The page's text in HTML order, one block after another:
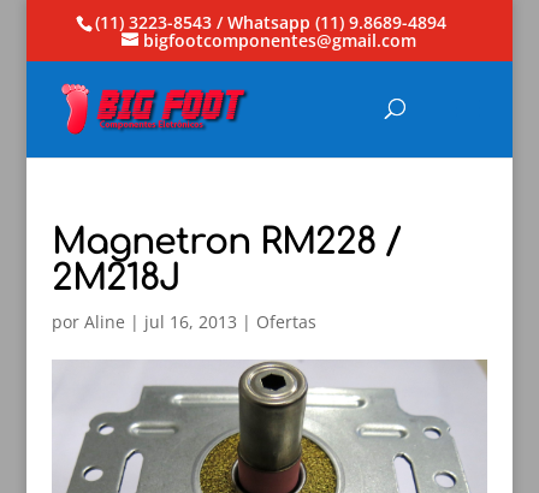
(11) 3223-8543 / Whatsapp (11) 9.8689-4894
bigfootcomponentes@gmail.com
Magnetron RM228 /
2M218J
por Aline | jul 16, 2013 | Ofertas